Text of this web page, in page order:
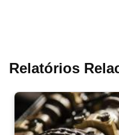
Relatórios